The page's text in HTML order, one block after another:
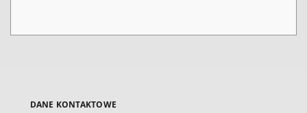
DANE KONTAKTOWE